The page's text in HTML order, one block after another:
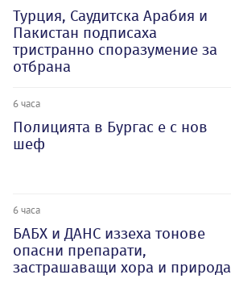
Турция, Саудитска Арабия и
Пакистан подписаха
тристранно споразумение за
отбрана
6 часа
Полицията в Бургас е с нов
шеф
6 часа
БАБХ и ДАНС иззеха тонове
опасни препарати,
застрашаващи хора и природа